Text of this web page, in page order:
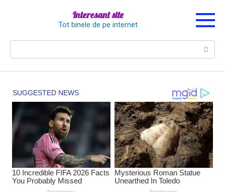
Interesant site
Tot binele de pe internet